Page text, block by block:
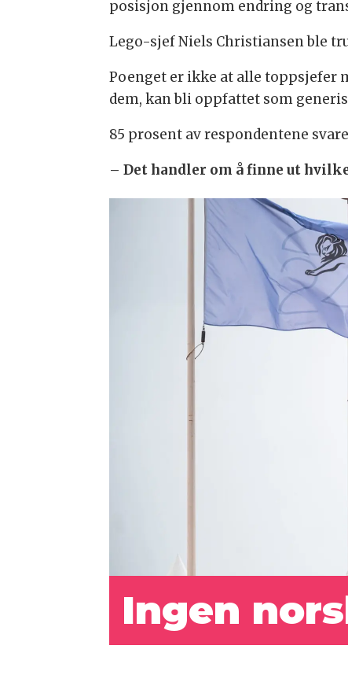
posisjon gjennom endring og
Lego-sjef Niels Christiansen ble
Poenget er ikke at alle toppsjefer
dem, kan bli oppfattet som
85 prosent av respondentene
– Det handler om å finne ut
Ingen